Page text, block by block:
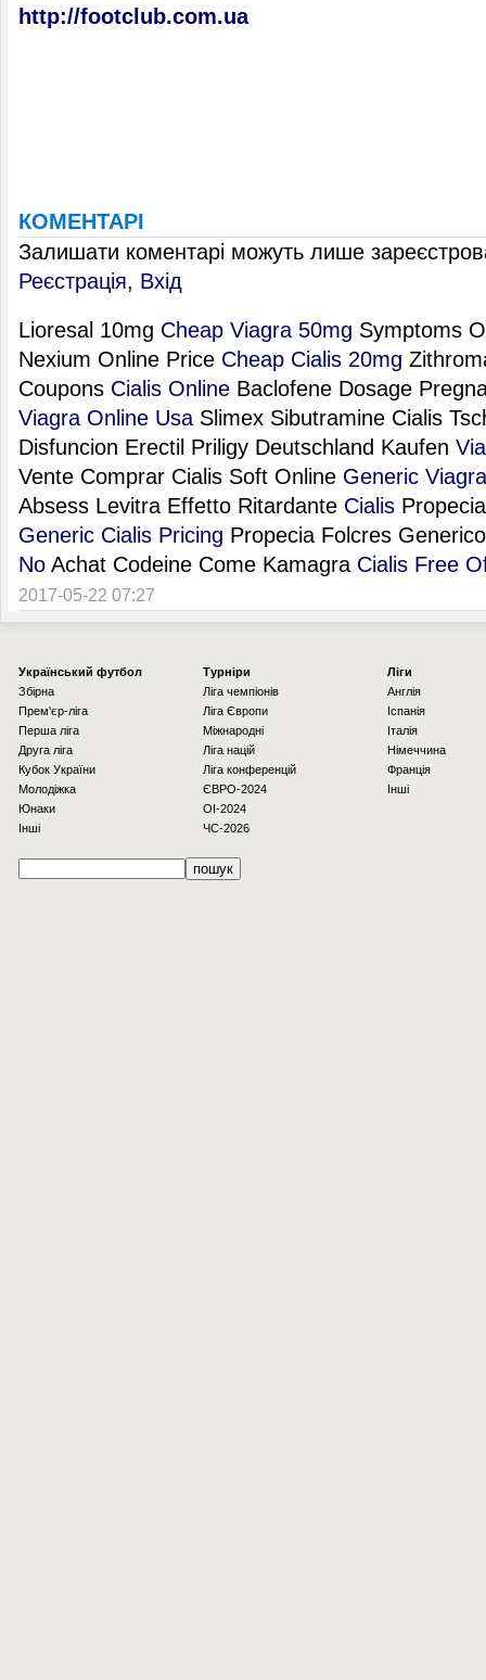
http://footclub.com.ua
КОМЕНТАРІ
Залишати коментарі можуть лише
Реєстрація, Вхід
Lioresal 10mg Cheap Viagra 50mg Symptoms
Nexium Online Price Cheap Cialis 20mg
Coupons Cialis Online Baclofene Dosage
Viagra Online Usa Slimex Sibutramine Cialis
Disfuncion Erectil Priligy Deutschland Kaufen
Vente Comprar Cialis Soft Online Generic Viagra
Absess Levitra Effetto Ritardante Cialis
Generic Cialis Pricing Propecia Folcres
No Achat Codeine Come Kamagra Cialis Free
2017-05-22 07:27
Українcький футбол
Збірна
Прем'єр-ліга
Перша ліга
Друга ліга
Кубок України
Молодіжка
Юнаки
Інші
Турніри
Ліга чемпіонів
Ліга Європи
Міжнародні
Ліга націй
Ліга конференцій
ЄВРО-2024
OI-2024
ЧС-2026
Ліги
Англія
Іспанія
Італія
Німеччина
Франція
Інші